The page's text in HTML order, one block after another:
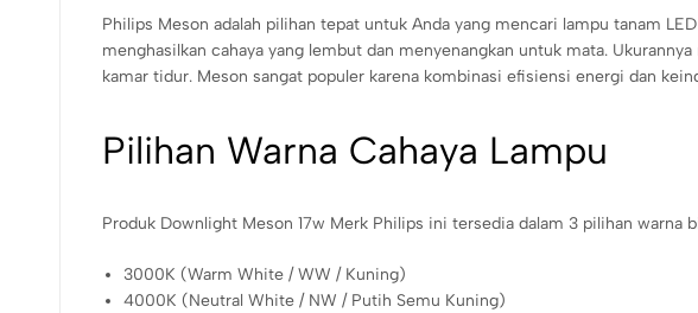
Philips Meson adalah pilihan tepat untuk Anda yang mencari lampu tanam
menghasilkan cahaya yang lembut dan menyenangkan untuk mata.
kamar tidur. Meson sangat populer karena kombinasi efisiensi energi dan
Pilihan Warna Cahaya Lampu
Produk Downlight Meson 17w Merk Philips ini tersedia dalam 3 pilihan warna
3000K (Warm White / WW / Kuning)
4000K (Neutral White / NW / Putih Semu Kuning)